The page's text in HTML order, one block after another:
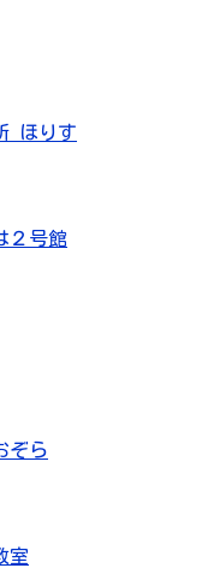
ほりす
２号館
ぞら
室